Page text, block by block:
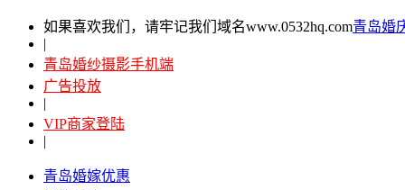
如果喜欢我们，请牢记我们域名www.0532hq.com青岛婚
|
青岛婚纱摄影手机端
广告投放
|
VIP商家登陆
|
青岛婚嫁优惠